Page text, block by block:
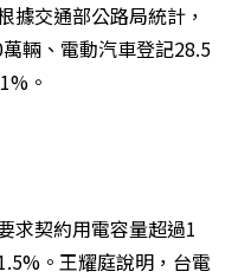
據交通部公路局統計，
輛、電動汽車登記28.5
。
求契約用電容量超過1
。王耀庭說明，台電